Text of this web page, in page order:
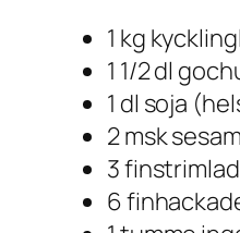
1 kg
1 1/2 dl
1 dl soja
2 msk
3
6